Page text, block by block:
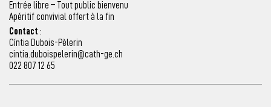
Entrée libre – Tout public bienvenu
Apéritif convivial offert à la fin
Contact :
Cíntia Dubois-Pèlerin
cintia.duboispelerin@cath-ge.ch
022 807 12 65